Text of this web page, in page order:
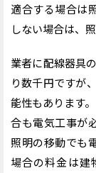
適合する場合は
しない場合は、
業者に配線器具
り数千円ですが
能性もあります
合も電気工事が
照明の移動でも
場合の料金は建